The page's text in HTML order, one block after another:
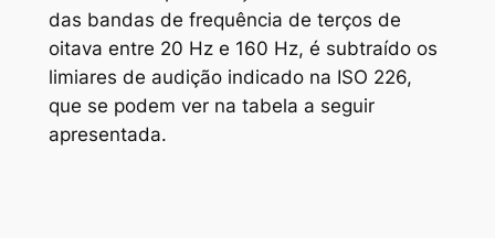
das bandas de frequência de terços de
oitava entre 20 Hz e 160 Hz, é subtraído os
limiares de audição indicado na ISO 226,
que se podem ver na tabela a seguir
apresentada.